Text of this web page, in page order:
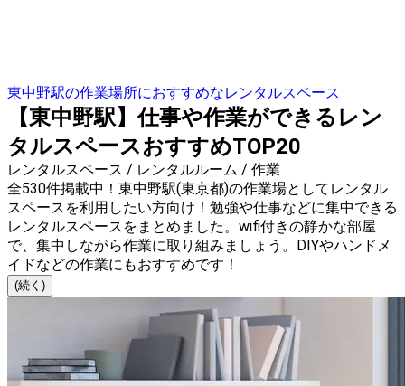
東中野駅の作業場所におすすめなレンタルスペース
【東中野駅】仕事や作業ができるレン
タルスペースおすすめTOP20
レンタルスペース / レンタルルーム / 作業
全530件掲載中！東中野駅(東京都)の作業場としてレンタル
スペースを利用したい方向け！勉強や仕事などに集中できる
レンタルスペースをまとめました。wifi付きの静かな部屋
で、集中しながら作業に取り組みましょう。DIYやハンドメ
イドなどの作業にもおすすめです！
(続く)